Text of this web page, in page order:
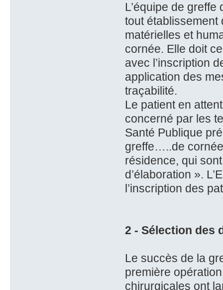
L’équipe de
tout établissement
matérielles et
cornée. Elle doit
avec l’inscription
application des
traçabilité.
Le patient en
concerné par les
Santé Publique
greffe…..de
résidence, qui
d’élaboration ».
l’inscription des
2 - Sélection des
Le succès de la
première
chirurgicales ont